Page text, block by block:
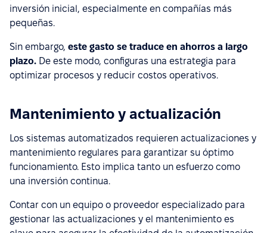
inversión inicial, especialmente en compañías más
pequeñas.
Sin embargo, este gasto se traduce en ahorros a largo
plazo. De este modo, configuras una estrategia para
optimizar procesos y reducir costos operativos.
Mantenimiento y actualización
Los sistemas automatizados requieren actualizaciones y
mantenimiento regulares para garantizar su óptimo
funcionamiento. Esto implica tanto un esfuerzo como
una inversión continua.
Contar con un equipo o proveedor especializado para
gestionar las actualizaciones y el mantenimiento es